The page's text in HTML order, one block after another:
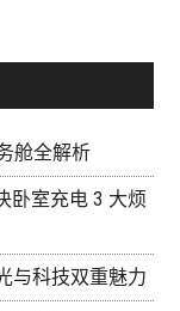
舱全解析
卧室充电 3 大烦
与科技双重魅力